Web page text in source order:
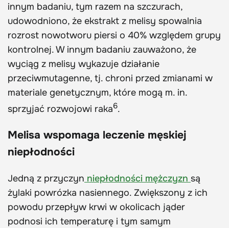
innym badaniu, tym razem na szczurach,
udowodniono, że ekstrakt z melisy spowalnia
rozrost nowotworu piersi o 40% względem grupy
kontrolnej. W innym badaniu zauważono, że
wyciąg z melisy wykazuje działanie
przeciwmutagenne, tj. chroni przed zmianami w
materiale genetycznym, które mogą m. in.
sprzyjać rozwojowi raka6.
Melisa wspomaga leczenie męskiej
niepłodności
Jedną z przyczyn niepłodności mężczyzn są
żylaki powrózka nasiennego. Zwiększony z ich
powodu przepływ krwi w okolicach jąder
podnosi ich temperaturę i tym samym